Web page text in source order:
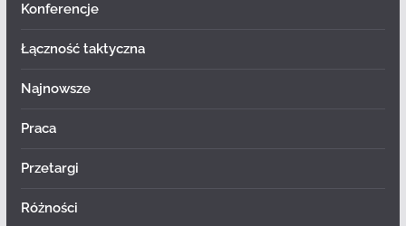
Konferencje
Łączność taktyczna
Najnowsze
Praca
Przetargi
Różności